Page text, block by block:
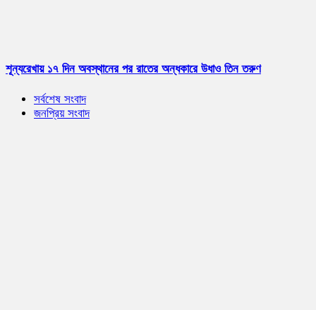
শূন্যরেখায় ১৭ দিন অবস্থানের পর রাতের অন্ধকারে উধাও তিন তরুণ
সর্বশেষ সংবাদ
জনপ্রিয় সংবাদ